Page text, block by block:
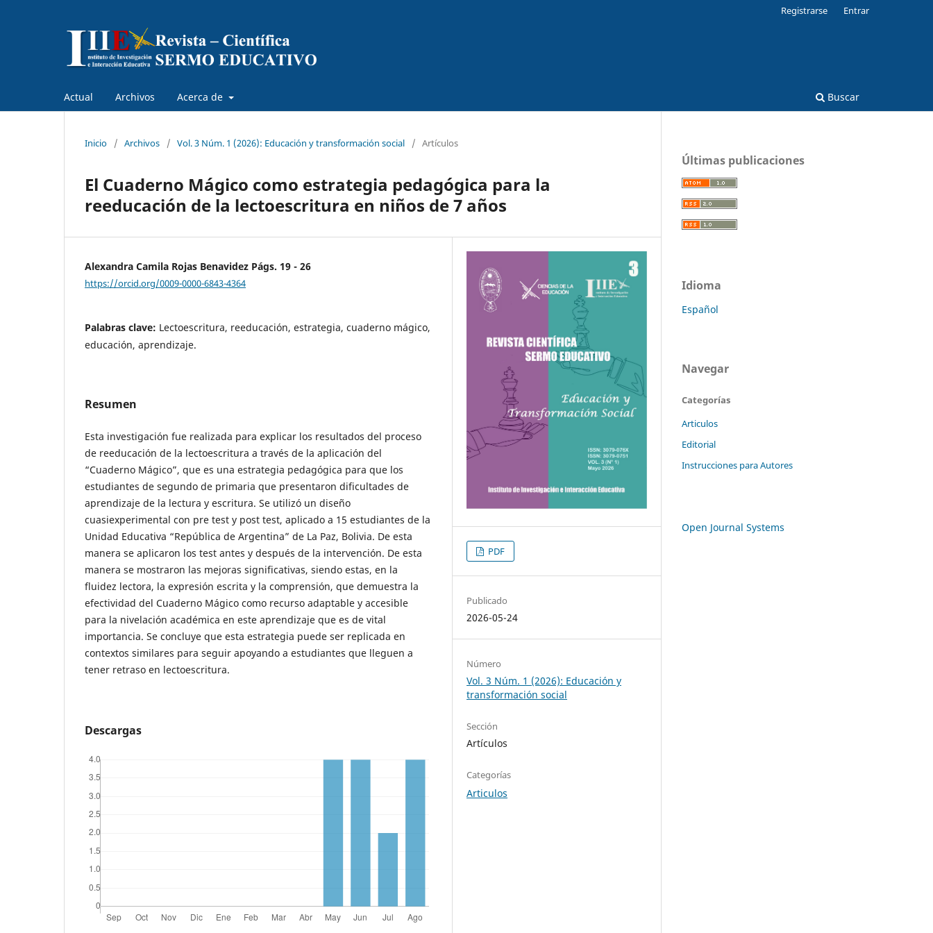
Actual Archivos Acerca de Buscar
Registrarse Entrar
Inicio / Archivos / Vol. 3 Núm. 1 (2026): Educación y transformación social / Artículos
El Cuaderno Mágico como estrategia pedagógica para la
reeducación de la lectoescritura en niños de 7 años
Alexandra Camila Rojas Benavidez Págs. 19 - 26
https://orcid.org/0009-0000-6843-4364
Palabras clave: Lectoescritura, reeducación, estrategia, cuaderno mágico,
educación, aprendizaje.
Resumen
Esta investigación fue realizada para explicar los resultados del proceso
de reeducación de la lectoescritura a través de la aplicación del
“Cuaderno Mágico”, que es una estrategia pedagógica para que los
estudiantes de segundo de primaria que presentaron dificultades de
aprendizaje de la lectura y escritura. Se utilizó un diseño
cuasiexperimental con pre test y post test, aplicado a 15 estudiantes de la
Unidad Educativa “República de Argentina” de La Paz, Bolivia. De esta
manera se aplicaron los test antes y después de la intervención. De esta
manera se mostraron las mejoras significativas, siendo estas, en la
fluidez lectora, la expresión escrita y la comprensión, que demuestra la
efectividad del Cuaderno Mágico como recurso adaptable y accesible
para la nivelación académica en este aprendizaje que es de vital
importancia. Se concluye que esta estrategia puede ser replicada en
contextos similares para seguir apoyando a estudiantes que lleguen a
tener retraso en lectoescritura.
Descargas
PDF
Publicado
2026-05-24
Número
Vol. 3 Núm. 1 (2026): Educación y
transformación social
Sección
Artículos
Categorías
Articulos
Últimas publicaciones
Idioma
Español
Navegar
Categorías
Articulos
Editorial
Instrucciones para Autores
Open Journal Systems